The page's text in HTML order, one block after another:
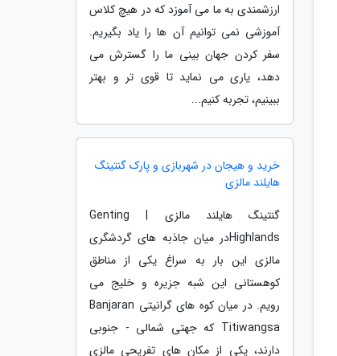
ارزشمندی به ما می آموزد که در هیچ کلاس
آموزشی نمی توانیم آن ها را یاد بگیریم.
سفر کردن جهان بینی ما را گسترش می
دهد، یاری می نماید تا قوی تر و بهتر
ببینیم، تجربه کنیم...
خرید و هیجان در شهربازی و پارک گنتینگ
هایلند مالزی
گنتینگ هایلند مالزی | Genting
Highlandsدر میان جاذبه های گردشگری
مالزی این بار به سراغ یکی از مناطق
کوهستانی این شبه جزیره و خلیج می
رویم. در میان کوه های گرانیتی Banjaran
Titiwangsa که جهتی شمالی - جنوبی
دارند، یکی از مکان های تفریحی مالزی